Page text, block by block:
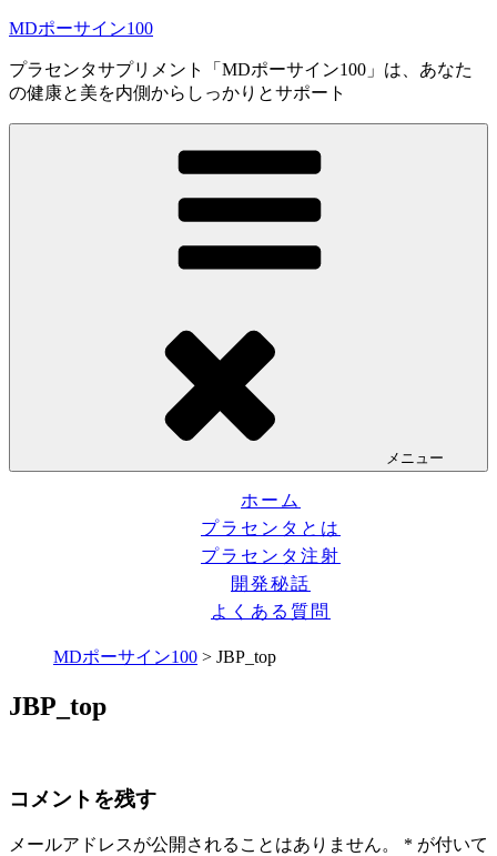
コ
テ
ン
ツ
MDポーサイン100
プラセンタサプリメント「MDポーサイン100」は、あなた
の健康と美を内側からしっかりとサポート
メニュー
ホーム
プラセンタとは
プラセンタ注射
開発秘話
よくある質問
MDポーサイン100 > JBP_top
JBP_top
コメントを残す
メールアドレスが公開されることはありません。 * が付いて